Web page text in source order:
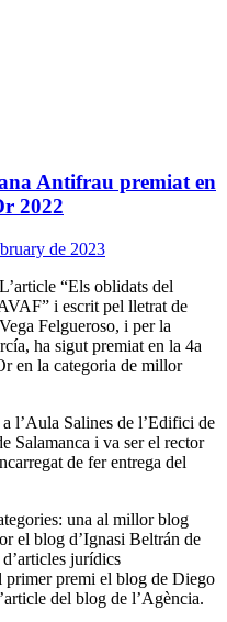
Antifrau premiat en
2022
de 2023
L’article “Els oblidats del
i escrit pel lletrat de
Felgueroso, i per la
ha sigut premiat en la 4a
en la categoria de millor
l’Aula Salines de l’Edifici de
Salamanca i va ser el rector
de fer entrega del
una al millor blog
el blog d’Ignasi Beltrán de
jurídics
primer premi el blog de Diego
del blog de l’Agència.